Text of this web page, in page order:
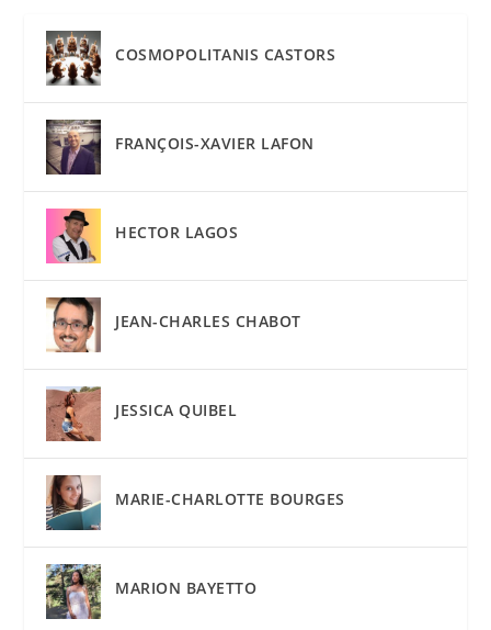
COSMOPOLITANIS CASTORS
FRANÇOIS-XAVIER LAFON
HECTOR LAGOS
JEAN-CHARLES CHABOT
JESSICA QUIBEL
MARIE-CHARLOTTE BOURGES
MARION BAYETTO